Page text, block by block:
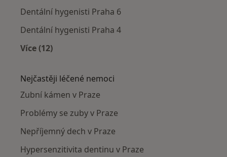
Dentální hygenisti Praha 6
Dentální hygenisti Praha 4
Více (12)
Nejčastěji léčené nemoci
Zubní kámen v Praze
Problémy se zuby v Praze
Nepříjemný dech v Praze
Hypersenzitivita dentinu v Praze